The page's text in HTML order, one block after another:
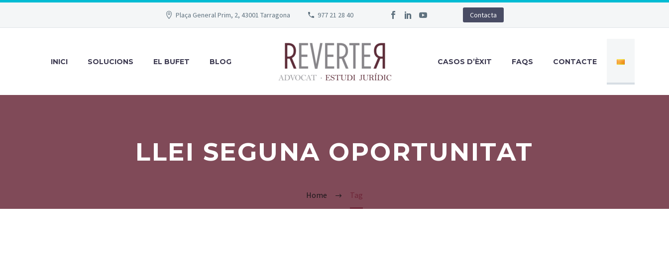
Plaça General Prim, 2, 43001 Tarragona 977 21 28 40 Contacta
INICI SOLUCIONS EL BUFET BLOG CASOS D’ÈXIT FAQS CONTACTE
LLEI SEGUNA OPORTUNITAT
Home Tag